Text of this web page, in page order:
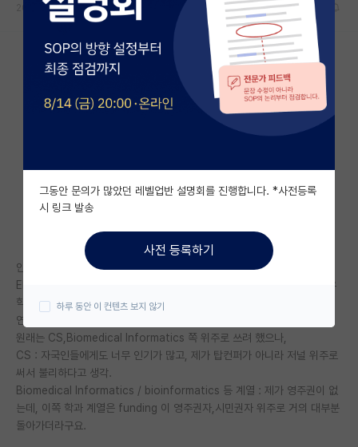
커뮤니티
커뮤니티 홈
전체글보기
베스트 게시판
자유 게시판(아무개랩)
미국 유학 게시판
미국 대학원 합격 후기 게시판
대학원생 모집 게시판
연구실(PI) 홍보 게시판
석박사 채용 정보 게시판
임용 정보 게시판
학부 인턴 게시판
2026.05.08 20 1806
안녕하세요.
EE / BME (Biomedical Engineering) 쪽으로 27년 9월 입학 목표로 유
학 준비중입니다.
연구분야는 vision AI + Medical 쪽입니다.
원래는 CS,Biomedical Informatics 쪽 위주로 쓰려 했으나,
CS : 자국인들에게도 너무 인기가 많고, 제가 탑컨퍼가 아니라 저널 위주로
써서 불리하다고 생각.
Biomedical Informatics / bioinformatics 등 계열 : 제가 영주권이 없
는데, 이쪽 학과 계열은 funding 이 영주권자,시민권자 위주로 거의 대부분
돌아가더라구요.
그동안 문의가 많았던 레벨업반 설명회를 진행합니다. *사전등록
시 링크 발송
사전 등록하기
하루 동안 이 컨텐츠 보지 않기